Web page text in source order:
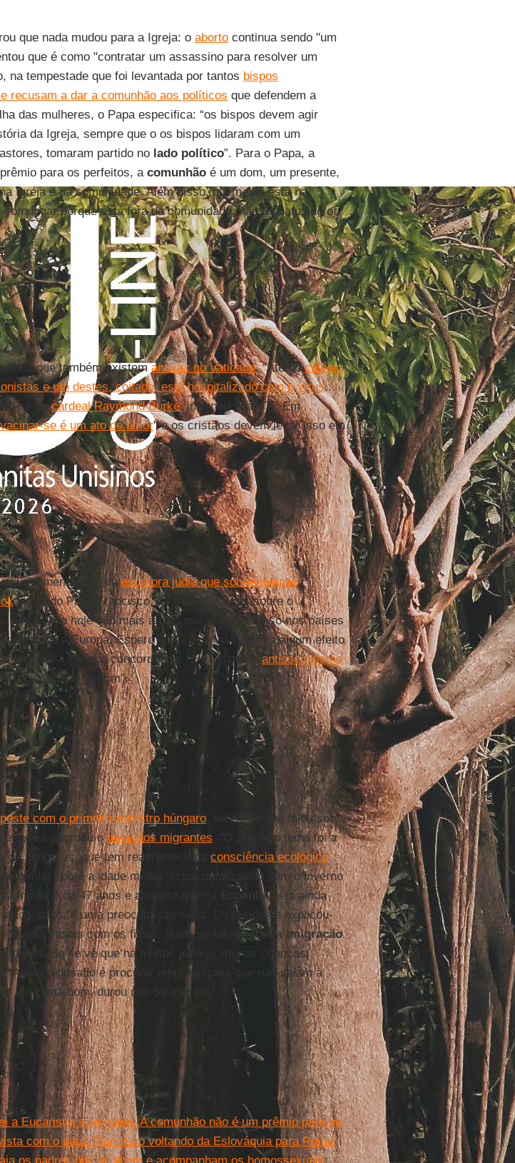
que nada mudou para a Igreja: o abortocontinua sendo "um
que é como "contratar um assassino para resolver um
na tempestade que foi levantada por tantos bispos
recusam a dar a comunhão aos políticos que defendem a
das mulheres, o Papa especifica: “os bispos devem agir
da Igreja, sempre que o os bispos lidaram com um
tomaram partido no lado político”. Para o Papa, a
para os perfeitos, a comunhãoé um dom, um presente,
Igreja e na comunidade. Além disso, quem não está na
comungar porque está fora da comunidade, não foi batizado ou
que também existemantivax no Vaticano. “Até nocolégio
e um destes, coitado, está hospitalizado com o vírus...
se aocardeal Raymond Burke, internado na UTI. Em
vacinar-se é um ato de amor" e os cristãos devem levar isso em
uma mensagem daescritora judia que sobreviveu ao
(“Amado Papa Francisco, as Suas palavras sobre o
erradicado hoje são mais atuais que nunca, não só nos países
em toda a Europa. Espero que a Sua visita tenha algum efeito
a cabeça concordando: “É verdade, o antissemitismo
É algo ruim".
com o primeiro-ministro húngaro, ele disse que falou sobre
nunca abordou otema dos migrantes . “O primeiro tema foi a
os húngaros, que tem realmente uma consciência ecológica
perguntei sobre a idade média, estou preocupado com o inverno
a média é de 47 anos e acredito que na Espanhaseja ainda
vazios, é uma preocupação séria. O presidente explicou-
jovens casais com os filhos. Nada se falou sobre a imigração.
sentido de se vê que há muitos jovens, muitas crianças,
. Agora o desafio é procurar emprego para que não saiam à
um clima bom, durou uns 50 minutos”.
a Eucaristia a ninguém. A comunhão não é um prêmio para os
com o papa Francisco voltando da Eslováquia para Roma